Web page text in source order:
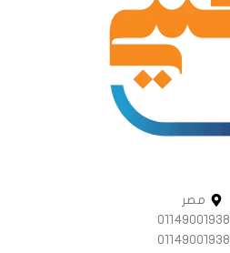
مصر
01149001938
01149001938